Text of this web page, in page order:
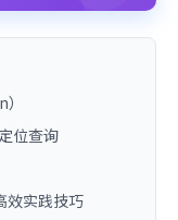
位查询
效实践技巧